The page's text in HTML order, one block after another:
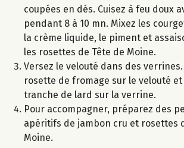
coupées en dés. Cuisez à feu doux
pendant 8 à 10 mn. Mixez les
la crème liquide, le piment et
les rosettes de Tête de Moine.
Versez le velouté dans des
rosette de fromage sur le velouté et
tranche de lard sur la verrine.
Pour accompagner, préparez des
apéritifs de jambon cru et rosettes
Moine.